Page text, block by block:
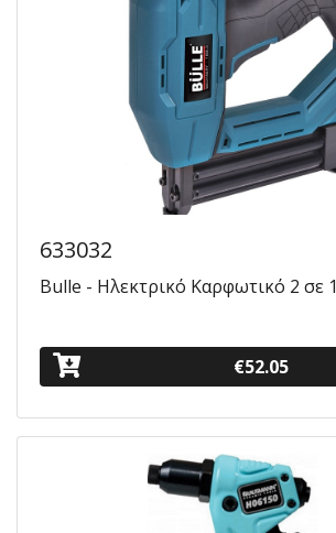
633032
Bulle - Ηλεκτρικό Καρφωτικό 2 σε 1
€52.05